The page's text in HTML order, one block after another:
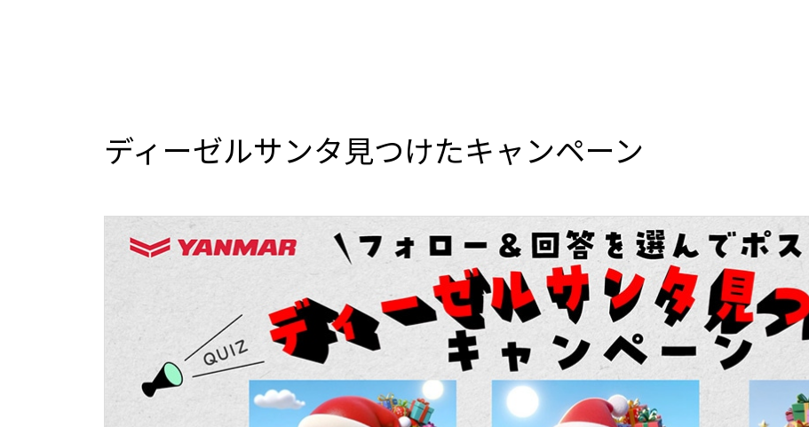
ディーゼルサンタ見つけたキャンペーン